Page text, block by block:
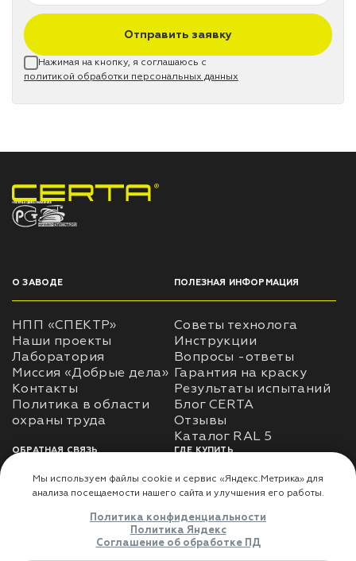
Отправить заявку
Нажимая на кнопку, я соглашаюсь с
политикой обработки персональных данных
НПП «СПЕКТР» ЗАВОД ЛАКОКРАСОЧНЫХ МАТЕРИАЛОВ
О ЗАВОДЕ
НПП «СПЕКТР»
Наши проекты
Лаборатория
Миссия «Добрые дела»
Контакты
Политика в области
ПОЛЕЗНАЯ ИНФОРМАЦИЯ
Советы технолога
Инструкции
Вопросы -ответы
Гарантия на краску
Результаты испытаний
Блог CERTA
Отзывы
Каталог RAL 5
ОБРАТНАЯ СВЯЗЬ
Использование
использования личных
ГДЕ КУПИТЬ
Доставка
Где купить